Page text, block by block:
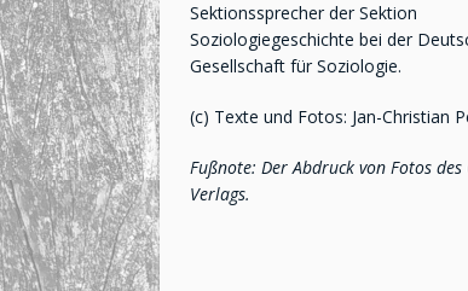
Sektionssprecher der Sektion
Soziologiegeschichte bei der
Gesellschaft für Soziologie.
(c) Texte und Fotos: Jan-Christian
Fußnote: Der Abdruck von Fotos
Verlags.